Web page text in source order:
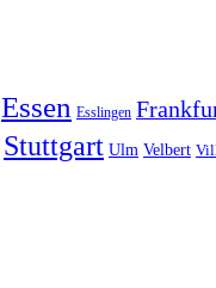
Essen Esslingen
Stuttgart Ulm Velbert